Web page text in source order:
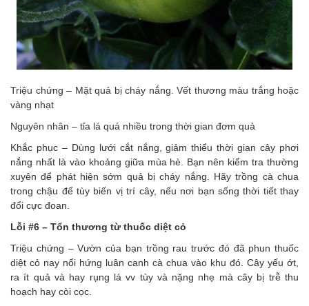
Triệu chứng – Mặt quả bị cháy nắng. Vết thương màu trắng hoặc
vàng nhạt
Nguyên nhân – tỉa lá quá nhiều trong thời gian đơm quả
Khắc phục – Dùng lưới cắt nắng, giảm thiểu thời gian cây phơi
nắng nhất là vào khoảng giữa mùa hè. Bạn nên kiểm tra thường
xuyên để phát hiện sớm quả bị cháy nắng. Hãy trồng cà chua
trong chậu để tùy biến vị trí cây, nếu nơi bạn sống thời tiết thay
đổi cực đoan.
Lỗi #6 – Tổn thương từ thuốc diệt cỏ
Triệu chứng – Vườn của bạn trồng rau trước đó đã phun thuốc
diệt cỏ nay nổi hứng luân canh cà chua vào khu đó. Cây yếu ớt,
ra ít quả và hay rụng lá vv tùy và nặng nhẹ mà cây bị trễ thu
hoạch hay còi cọc.